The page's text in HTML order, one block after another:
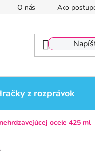
O nás Ako
z rozprávok
ocele 425 ml